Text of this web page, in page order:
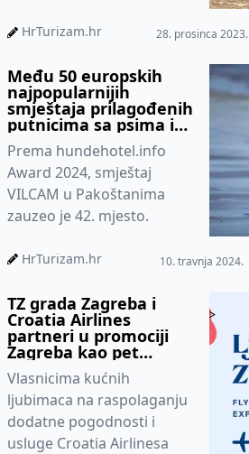
HrTurizam.hr 28. prosinca 2023.
Među 50 europskih
najpopularnijih
smještaja prilagođenih
putnicima sa psima i
jedan hrvatski
Prema hundehotel.info
Award 2024, smještaj
VILCAM u Pakoštanima
zauzeo je 42. mjesto.
HrTurizam.hr 10. travnja 2024.
TZ grada Zagreba i
Croatia Airlines
partneri u promociji
Zagreba kao pet
friendly destinacije
Vlasnicima kućnih
ljubimaca na raspolaganju
dodatne pogodnosti i
usluge Croatia Airlinesa